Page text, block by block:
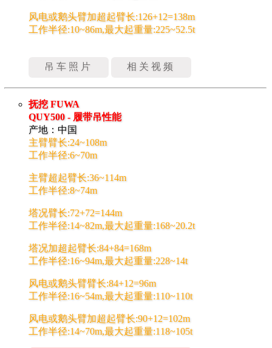
风电或鹅头臂加超起臂长:126+12=138m
工作半径:10~86m,最大起重量:225~52.5t
吊车照片 相关视频
抚挖 FUWA
QUY500 - 履带吊性能
产地：中国
主臂臂长:24~108m
工作半径:6~70m
主臂超起臂长:36~114m
工作半径:8~74m
塔况臂长:72+72=144m
工作半径:14~82m,最大起重量:168~20.2t
塔况加超起臂长:84+84=168m
工作半径:16~94m,最大起重量:228~14t
风电或鹅头臂臂长:84+12=96m
工作半径:16~54m,最大起重量:110~110t
风电或鹅头臂加超起臂长:90+12=102m
工作半径:14~70m,最大起重量:118~105t